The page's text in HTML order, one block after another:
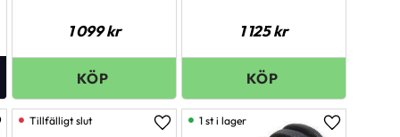
1 099kr 1 125kr
till i favoriter Lägg till i favoriter Lägg till i
1 st i lager